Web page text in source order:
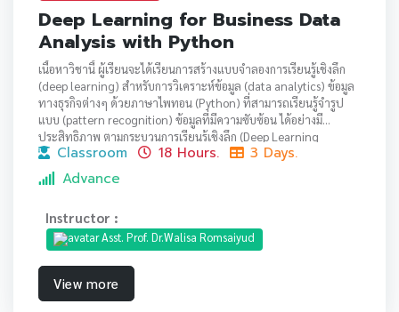
Deep Learning for Business Data
Analysis with Python
เนื้อหาวิชานี้ ผู้เรียนจะได้เรียนการสร้างแบบจำลองการเรียนรู้เชิงลึก
(deep learning) สำหรับการวิเคราะห์ข้อมูล (data analytics) ข้อมูล
ทางธุรกิจต่างๆ ด้วยภาษาไพทอน (Python) ที่สามารถเรียนรู้จำรูป
แบบ (pattern recognition) ข้อมูลที่มีความซับซ้อน ได้อย่างมี
ประสิทธิภาพ ตามกระบวนการเรียนรู้เชิงลึก (Deep Learning
Pipeline) เพื่อสร้างแบบจำลองที่มีความฉลาดเหมือนสมองของมนุษย์
และสามารถทำงานแบบอัตโนมัติได้
Classroom 18 Hours.
3 Days.
Advance
Instructor :
Asst. Prof. Dr.Walisa Romsaiyud
View more